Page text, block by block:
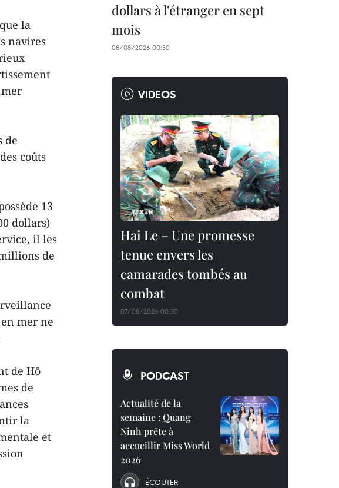
la
navires
de
coûts
13
dollars)
il les
de
mer ne
de Hô
de
la
et
dollars à l'étranger en sept
mois
08/08/2026 00:30
VIDEOS
Hai Le – Une promesse
tenue envers les
camarades tombés au
combat
07/08/2026 00:30
PODCAST
Actualité de la
semaine : Quang
Ninh prête à
accueillir Miss World
2026
ÉCOUTER